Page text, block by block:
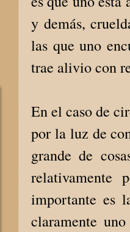
y demás,
las que uno
trae alivio con
En el caso de
por la luz de
grande de
relativamente
importante es
claramente